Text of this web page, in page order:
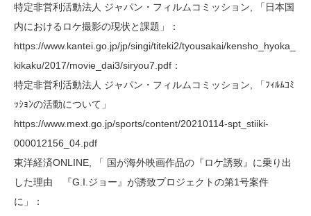
特定非営利活動法人 ジャパン・フィルムコミッション, 「日本国
内におけるロケ撮影の現状と課題」：
https://www.kantei.go.jp/jp/singi/titeki2/tyousakai/kensho_hyoka_
kikaku/2017/movie_dai3/siryou7.pdf：
特定非営利活動法人 ジャパン・フィルムコミッション, 「ﾌｨﾙﾑｺﾐ
ｯｼｮﾝの活動について」
https://www.mext.go.jp/sports/content/20210114-spt_stiiki-
000012156_04.pdf
東洋経済ONLINE, 「 国が海外映画作品の『ロケ誘致』に乗り出
した理由 『G.I.ジョー』が誘致プロジェクトの第1号案件
に」：